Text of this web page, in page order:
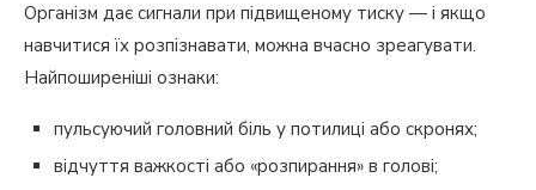
Організм дає сигнали при підвищеному тиску — і якщо
навчитися їх розпізнавати, можна вчасно зреагувати.
Найпоширеніші ознаки:
пульсуючий головний біль у потилиці або скронях;
відчуття важкості або «розпирання» в голові;